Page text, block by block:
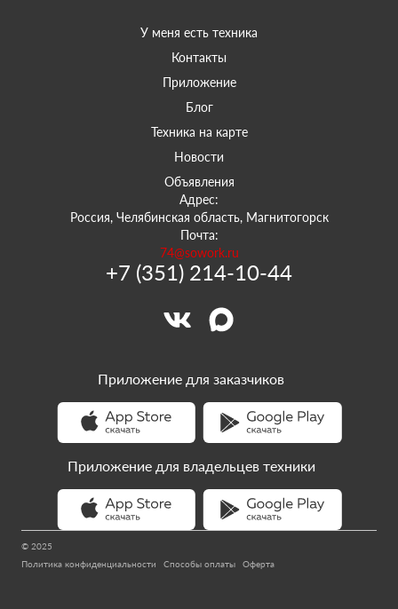
У меня есть техника
Контакты
Приложение
Блог
Техника на карте
Новости
Объявления
Адрес:
Россия, Челябинская область, Магнитогорск
Почта:
74@sowork.ru
+7 (351) 214-10-44
© 2025
Политика конфиденциальности
Способы оплаты Оферта
Приложение для заказчиков
Приложение для владельцев техники